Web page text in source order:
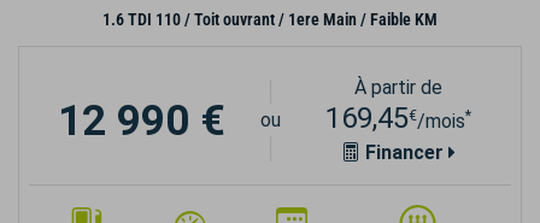
1.6 TDI 110 / Toit ouvrant / 1ere Main / Faible KM
12 990 € ou
À partir de
169,45€/mois*
Financer